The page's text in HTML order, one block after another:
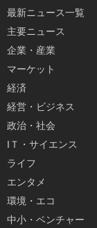
最新ニュース一覧
主要ニュース
企業・産業
マーケット
経済
経営・ビジネス
政治・社会
IＴ・サイエンス
ライフ
エンタメ
環境・エコ
中小・ベンチャー